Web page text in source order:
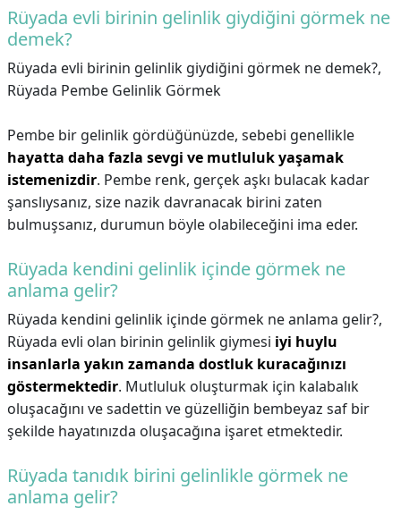
Rüyada evli birinin gelinlik giydiğini görmek ne
demek?
Rüyada evli birinin gelinlik giydiğini görmek ne demek?,
Rüyada Pembe Gelinlik Görmek
Pembe bir gelinlik gördüğünüzde, sebebi genellikle
hayatta daha fazla sevgi ve mutluluk yaşamak
istemenizdir. Pembe renk, gerçek aşkı bulacak kadar
şanslıysanız, size nazik davranacak birini zaten
bulmuşsanız, durumun böyle olabileceğini ima eder.
Rüyada kendini gelinlik içinde görmek ne
anlama gelir?
Rüyada kendini gelinlik içinde görmek ne anlama gelir?,
Rüyada evli olan birinin gelinlik giymesi iyi huylu
insanlarla yakın zamanda dostluk kuracağınızı
göstermektedir. Mutluluk oluşturmak için kalabalık
oluşacağını ve sadettin ve güzelliğin bembeyaz saf bir
şekilde hayatınızda oluşacağına işaret etmektedir.
Rüyada tanıdık birini gelinlikle görmek ne
anlama gelir?